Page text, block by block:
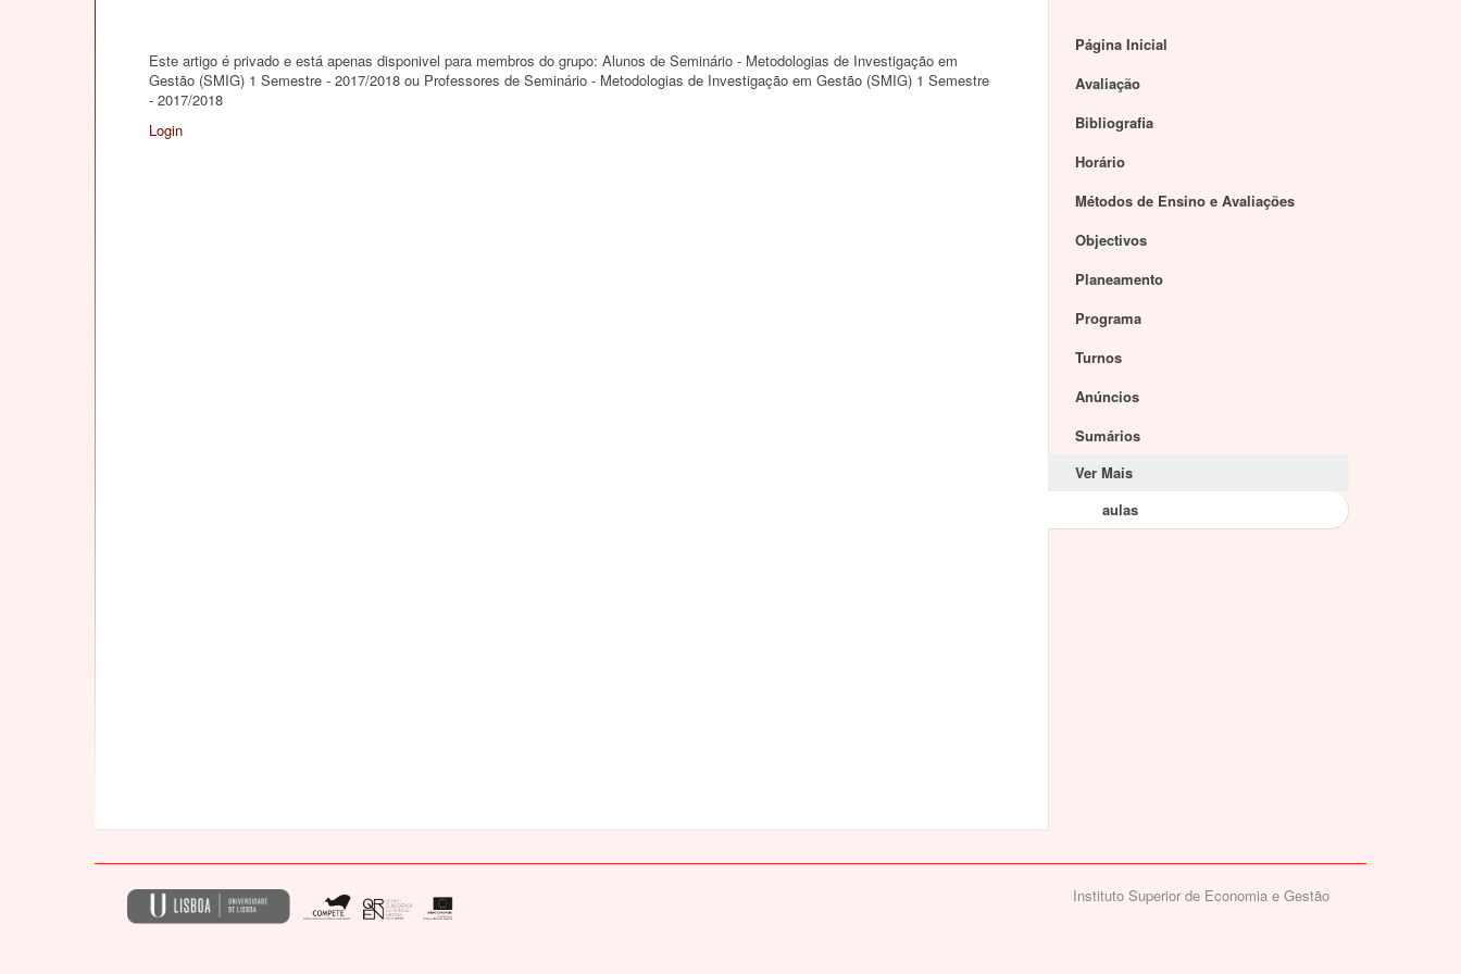
Este artigo é privado e está apenas disponivel para membros do grupo: Alunos de Seminário - Metodologias de Investigação em
Gestão (SMIG) 1 Semestre - 2017/2018 ou Professores de Seminário - Metodologias de Investigação em Gestão (SMIG) 1 Semestre
- 2017/2018
Login
Página Inicial
Avaliação
Bibliografia
Horário
Métodos de Ensino e Avaliações
Objectivos
Planeamento
Programa
Turnos
Anúncios
Sumários
Ver Mais
aulas
Instituto Superior de Economia e Gestão